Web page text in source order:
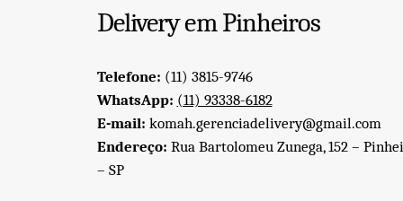
Delivery em Pinheiros
Telefone: (11) 3815-9746
WhatsApp: (11) 93338-6182
E-mail: komah.gerenciadelivery@gmail.com
Endereço: Rua Bartolomeu Zunega, 152 –
– SP